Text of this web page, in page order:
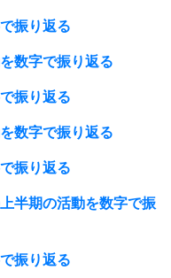
振り返る
数字で振り返る
振り返る
数字で振り返る
振り返る
半期の活動を数字で振
振り返る